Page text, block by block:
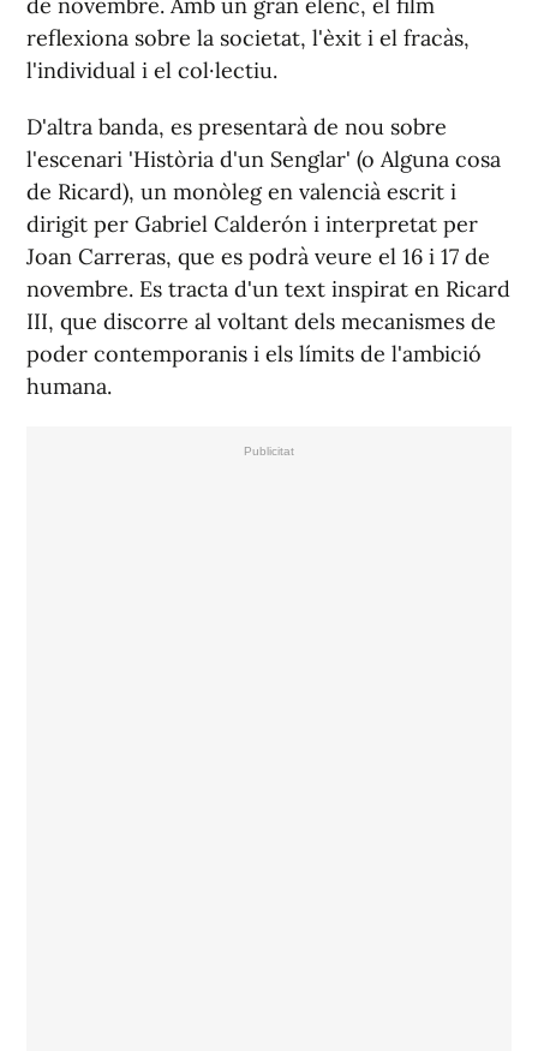
de novembre. Amb un gran elenc, el film
reflexiona sobre la societat, l'èxit i el fracàs,
l'individual i el col·lectiu.
D'altra banda, es presentarà de nou sobre
l'escenari 'Història d'un Senglar' (o Alguna cosa
de Ricard), un monòleg en valencià escrit i
dirigit per Gabriel Calderón i interpretat per
Joan Carreras, que es podrà veure el 16 i 17 de
novembre. Es tracta d'un text inspirat en Ricard
III, que discorre al voltant dels mecanismes de
poder contemporanis i els límits de l'ambició
humana.